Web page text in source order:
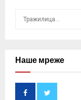
cНаше мреже